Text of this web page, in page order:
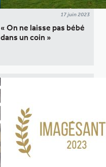
17 juin 2023
« On ne laisse pas bébé
dans un coin »